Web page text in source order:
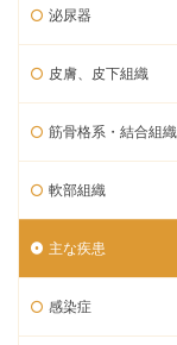
泌尿器
皮膚、皮下組織
筋骨格系・結合組織
軟部組織
主な疾患
感染症